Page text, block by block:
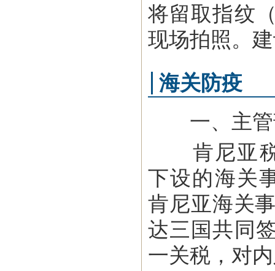
将留取指纹
现场拍照。
海关防疫
一、主管
肯尼亚税
下设的海关
肯尼亚海关
达三国共同
一关税，对